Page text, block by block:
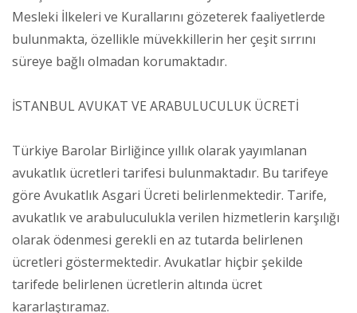
Mesleki İlkeleri ve Kurallarını gözeterek faaliyetlerde
bulunmakta, özellikle müvekkillerin her çeşit sırrını
süreye bağlı olmadan korumaktadır.
İSTANBUL AVUKAT VE ARABULUCULUK ÜCRETİ
Türkiye Barolar Birliğince yıllık olarak yayımlanan
avukatlık ücretleri tarifesi bulunmaktadır. Bu tarifeye
göre Avukatlık Asgari Ücreti belirlenmektedir. Tarife,
avukatlık ve arabuluculukla verilen hizmetlerin karşılığı
olarak ödenmesi gerekli en az tutarda belirlenen
ücretleri göstermektedir. Avukatlar hiçbir şekilde
tarifede belirlenen ücretlerin altında ücret
kararlaştıramaz.